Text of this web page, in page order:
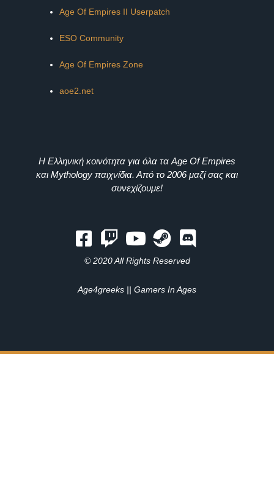
Age Of Empires II Userpatch
ESO Community
Age Of Empires Zone
aoe2.net
Η Ελληνική κοινότητα για όλα τα Age Of Empires
και Mythology παιχνίδια. Από το 2006 μαζί σας και
συνεχίζουμε!
© 2020 All Rights Reserved
Age4greeks || Gamers In Ages